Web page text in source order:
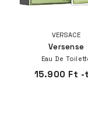
VERSACE
Versense
Eau De
15.900 Ft -